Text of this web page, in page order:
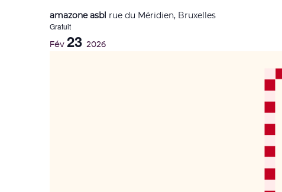
amazone asbl rue du Méridien, Bruxelles
Gratuit
Fév 23 2026